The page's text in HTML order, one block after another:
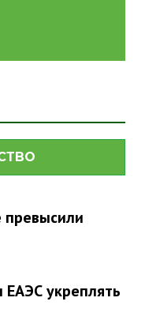
укреплять